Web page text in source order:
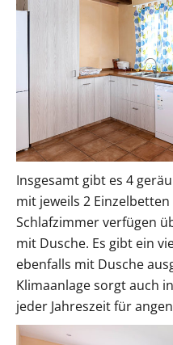
Insgesamt gibt es 4
mit jeweils 2
Schlafzimmer verfügen
mit Dusche. Es gibt ein
ebenfalls mit Dusche
Klimaanlage sorgt auch
jeder Jahreszeit für